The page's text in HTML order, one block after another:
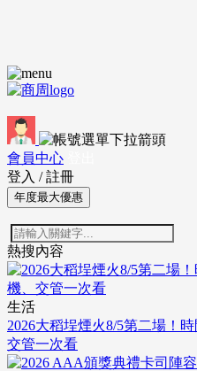
會員中心
登入 / 註冊
年度最大優惠
熱搜內容
生活
2026大稻埕煙火8/5第二場！
交管一次看